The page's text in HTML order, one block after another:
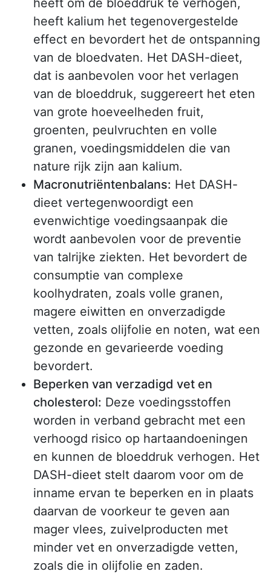
heeft om de bloeddruk te verhogen,
heeft kalium het tegenovergestelde
effect en bevordert het de ontspanning
van de bloedvaten. Het DASH-dieet,
dat is aanbevolen voor het verlagen
van de bloeddruk, suggereert het eten
van grote hoeveelheden fruit,
groenten, peulvruchten en volle
granen, voedingsmiddelen die van
nature rijk zijn aan kalium.
Macronutriëntenbalans: Het DASH-
dieet vertegenwoordigt een
evenwichtige voedingsaanpak die
wordt aanbevolen voor de preventie
van talrijke ziekten. Het bevordert de
consumptie van complexe
koolhydraten, zoals volle granen,
magere eiwitten en onverzadigde
vetten, zoals olijfolie en noten, wat een
gezonde en gevarieerde voeding
bevordert.
Beperken van verzadigd vet en
cholesterol: Deze voedingsstoffen
worden in verband gebracht met een
verhoogd risico op hartaandoeningen
en kunnen de bloeddruk verhogen. Het
DASH-dieet stelt daarom voor om de
inname ervan te beperken en in plaats
daarvan de voorkeur te geven aan
mager vlees, zuivelproducten met
minder vet en onverzadigde vetten,
zoals die in olijfolie en zaden.